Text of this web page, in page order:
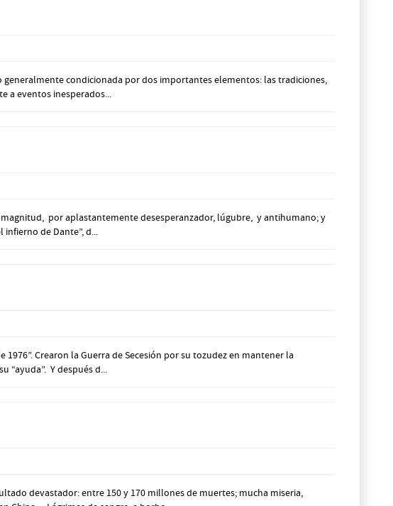
condicionada por dos importantes elementos: las tradiciones,
a eventos inesperados...
por aplastantemente desesperanzador, lúgubre, y antihumano; y
de Dante”, d...
Crearon la Guerra de Secesión por su tozudez en mantener la
“ayuda”. Y después d...
devastador: entre 150 y 170 millones de muertes; mucha miseria,